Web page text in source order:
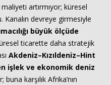
artırmıyor; küresel
Kanalın devreye girmesiyle
büyük ölçüde
ticarette daha stratejik
Akdeniz–Kızıldeniz–Hint
işlek ve ekonomik deniz
karşılık Afrika’nın